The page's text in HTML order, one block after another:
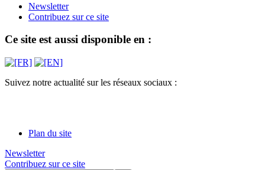
Newsletter
Contribuez sur ce site
Ce site est aussi disponible en :
Suivez notre actualité sur les réseaux sociaux :
Plan du site
Newsletter
Contribuez sur ce site